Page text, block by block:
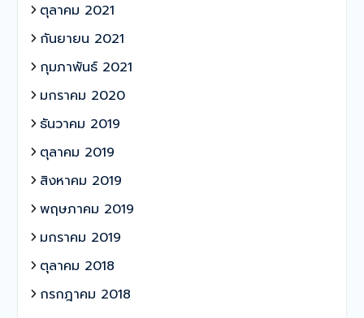
ตุลาคม 2021
กันยายน 2021
กุมภาพันธ์ 2021
มกราคม 2020
ธันวาคม 2019
ตุลาคม 2019
สิงหาคม 2019
พฤษภาคม 2019
มกราคม 2019
ตุลาคม 2018
กรกฎาคม 2018